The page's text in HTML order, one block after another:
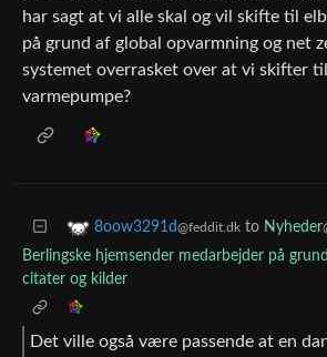
har sagt at vi alle skal og vil skifte til
på grund af global opvarmning og net
systemet overrasket over at vi skifter
varmepumpe?
8oow3291d@feddit.dk to Nyheder
Berlingske hjemsender medarbejder på
citater og kilder
Det ville også være passende at en